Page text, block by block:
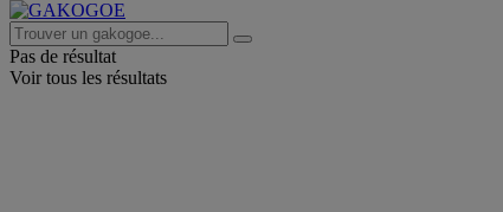
Pas de résultat
Voir tous les résultats